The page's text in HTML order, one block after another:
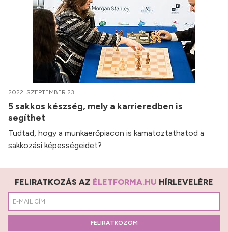
2022. SZEPTEMBER 23.
5 sakkos készség, mely a karrieredben is
segíthet
Tudtad, hogy a munkaerőpiacon is kamatoztathatod a
sakkozási képességeidet?
FELIRATKOZÁS AZ ÉLETFORMA.HU HÍRLEVELÉRE
FELIRATKOZOM